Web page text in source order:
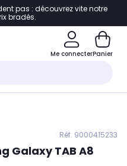
page
pas : découvrez vite notre
bradés.
Me connecterPanier
Réf. 9000415233
Galaxy TAB A8